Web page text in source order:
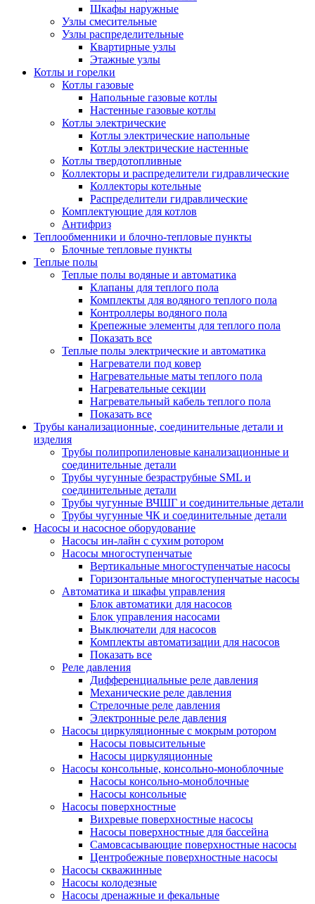
Шкафы наружные
Узлы смесительные
Узлы распределительные
Квартирные узлы
Этажные узлы
Котлы и горелки
Котлы газовые
Напольные газовые котлы
Настенные газовые котлы
Котлы электрические
Котлы электрические напольные
Котлы электрические настенные
Котлы твердотопливные
Коллекторы и распределители гидравлические
Коллекторы котельные
Распределители гидравлические
Комплектующие для котлов
Антифриз
Теплообменники и блочно-тепловые пункты
Блочные тепловые пункты
Теплые полы
Теплые полы водяные и автоматика
Клапаны для теплого пола
Комплекты для водяного теплого пола
Контроллеры водяного пола
Крепежные элементы для теплого пола
Показать все
Теплые полы электрические и автоматика
Нагреватели под ковер
Нагревательные маты теплого пола
Нагревательные секции
Нагревательный кабель теплого пола
Показать все
Трубы канализационные, соединительные детали и
изделия
Трубы полипропиленовые канализационные и
соединительные детали
Трубы чугунные безраструбные SML и
соединительные детали
Трубы чугунные ВЧШГ и соединительные детали
Трубы чугунные ЧК и соединительные детали
Насосы и насосное оборудование
Насосы ин-лайн с сухим ротором
Насосы многоступенчатые
Вертикальные многоступенчатые насосы
Горизонтальные многоступенчатые насосы
Автоматика и шкафы управления
Блок автоматики для насосов
Блок управления насосами
Выключатели для насосов
Комплекты автоматизации для насосов
Показать все
Реле давления
Дифференциальные реле давления
Механические реле давления
Стрелочные реле давления
Электронные реле давления
Насосы циркуляционные с мокрым ротором
Насосы повысительные
Насосы циркуляционные
Насосы консольные, консольно-моноблочные
Насосы консольно-моноблочные
Насосы консольные
Насосы поверхностные
Вихревые поверхностные насосы
Насосы поверхностные для бассейна
Самовсасывающие поверхностные насосы
Центробежные поверхностные насосы
Насосы скважинные
Насосы колодезные
Насосы дренажные и фекальные